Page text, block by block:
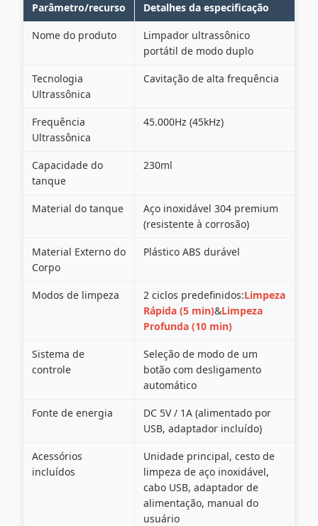
Parâmetro/recurso Detalhes da especificação
Nome do produto
Limpador ultrassônico
portátil de modo duplo
Tecnologia
Ultrassônica
Cavitação de alta frequência
Frequência
Ultrassônica
45.000Hz (45kHz)
Capacidade do
tanque
230ml
Material do tanque
Aço inoxidável 304 premium
(resistente à corrosão)
Material Externo do
Corpo
Plástico ABS durável
Modos de limpeza 2 ciclos predefinidos:Limpeza
Rápida (5 min)&Limpeza
Profunda (10 min)
Sistema de
controle
Seleção de modo de um
botão com desligamento
automático
Fonte de energia
DC 5V / 1A (alimentado por
USB, adaptador incluído)
Acessórios
incluídos
Unidade principal, cesto de
limpeza de aço inoxidável,
cabo USB, adaptador de
alimentação, manual do
usuário